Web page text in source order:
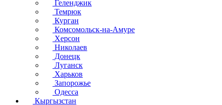
Геленджик
Темрюк
Курган
Комсомольск-на-Амуре
Херсон
Николаев
Донецк
Луганск
Харьков
Запорожье
Одесса
Кыргызстан